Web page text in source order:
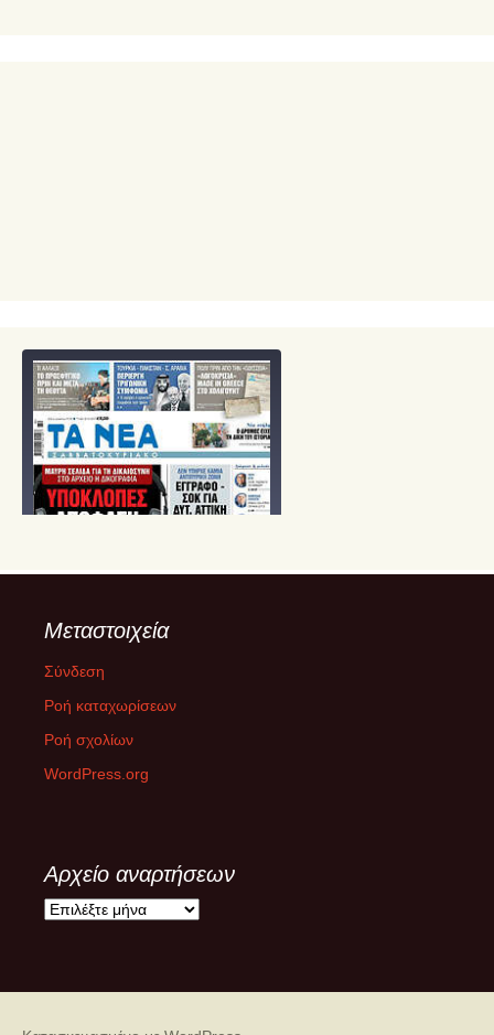
Μεταστοιχεία
Σύνδεση
Ροή καταχωρίσεων
Ροή σχολίων
WordPress.org
Αρχείο αναρτήσεων
Α